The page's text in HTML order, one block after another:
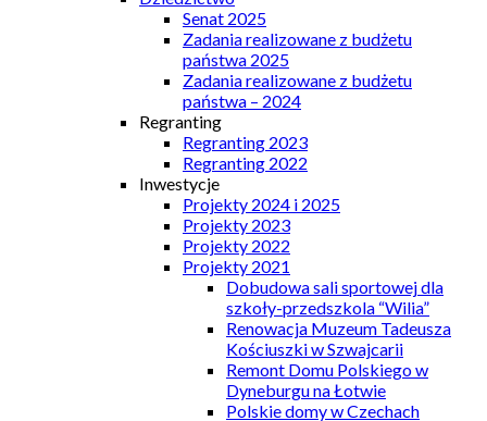
Senat 2025
Zadania realizowane z budżetu
państwa 2025
Zadania realizowane z budżetu
państwa – 2024
Regranting
Regranting 2023
Regranting 2022
Inwestycje
Projekty 2024 i 2025
Projekty 2023
Projekty 2022
Projekty 2021
Dobudowa sali sportowej dla
szkoły-przedszkola “Wilia”
Renowacja Muzeum Tadeusza
Kościuszki w Szwajcarii
Remont Domu Polskiego w
Dyneburgu na Łotwie
Polskie domy w Czechach